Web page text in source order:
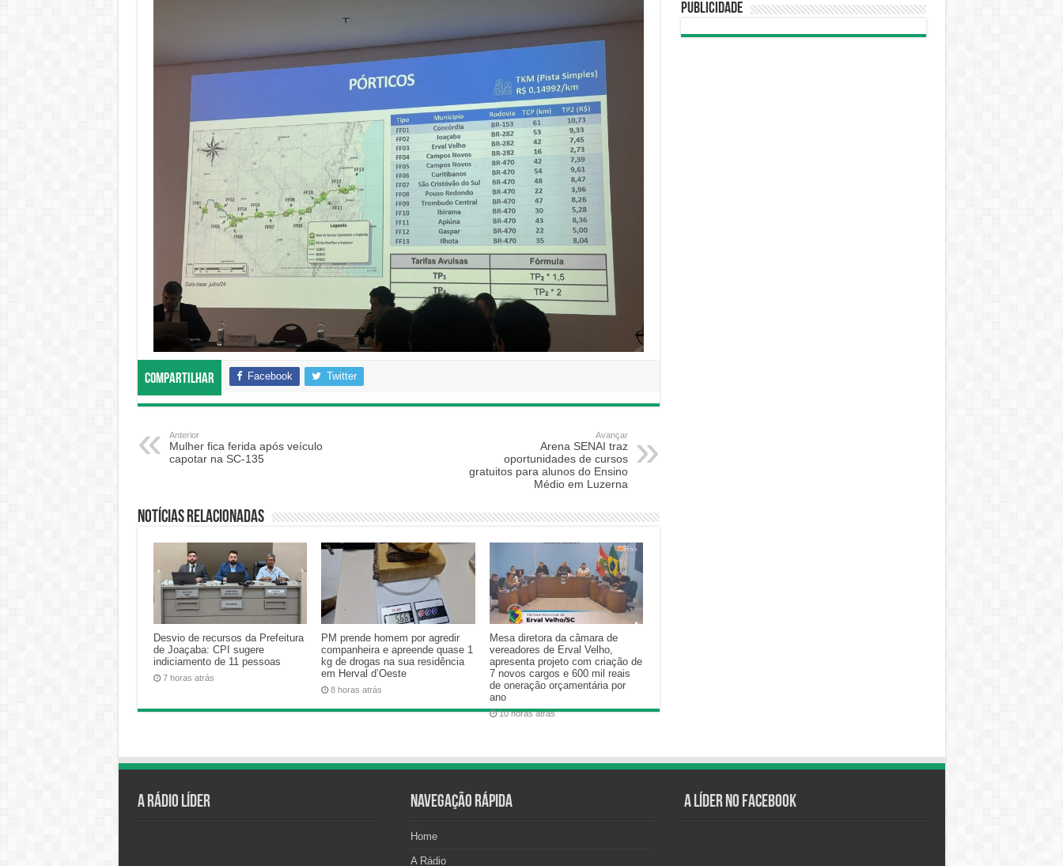
Compartilhar Facebook Twitter
Anterior
Mulher fica ferida após veículo
capotar na SC-135
Avançar
Arena SENAI traz
oportunidades de cursos
gratuitos para alunos do Ensino
Médio em Luzerna
Notícias relacionadas
Desvio de recursos da Prefeitura
de Joaçaba: CPI sugere
indiciamento de 11 pessoas
7 horas atrás
PM prende homem por agredir
companheira e apreende quase 1
kg de drogas na sua residência
em Herval d’Oeste
8 horas atrás
Mesa diretora da câmara de
vereadores de Erval Velho,
apresenta projeto com criação de
7 novos cargos e 600 mil reais
de oneração orçamentária por
ano
10 horas atrás
Publicidade
A Rádio Líder Navegação Rápida
Home
A Rádio
A Líder no Facebook